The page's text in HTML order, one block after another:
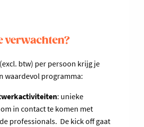
verwachten?
btw) per persoon krijg je
waardevol programma:
: unieke
in contact te komen met
professionals. De kick off gaat